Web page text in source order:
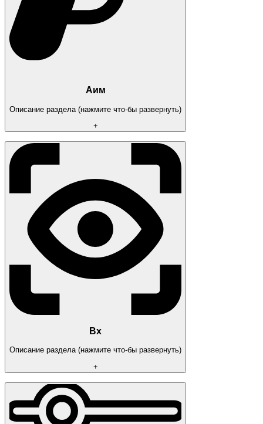
Аим
Описание раздела (нажмите что-бы развернуть)
+
AIM
Enabled
Fov Value (slider)
Use Smoothing
Smooth Value
Aim Delay
Aim Key First
Aim Key Second
Aim bone: Head I Neck I Body
TARGET SETTINGS
Vischeck
Lock Target
Вх
Описание раздела (нажмите что-бы развернуть)
+
ESP
GENERAL
Enable
Box: color